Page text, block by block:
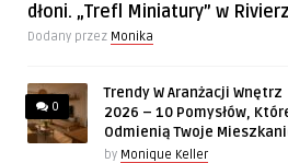
dłoni. „Trefl Miniatury” w
Dodany przez Monika
0
Trendy W Aranżacji Wnętrz
2026 – 10 Pomysłów,
Odmienią Twoje
by Monique Keller